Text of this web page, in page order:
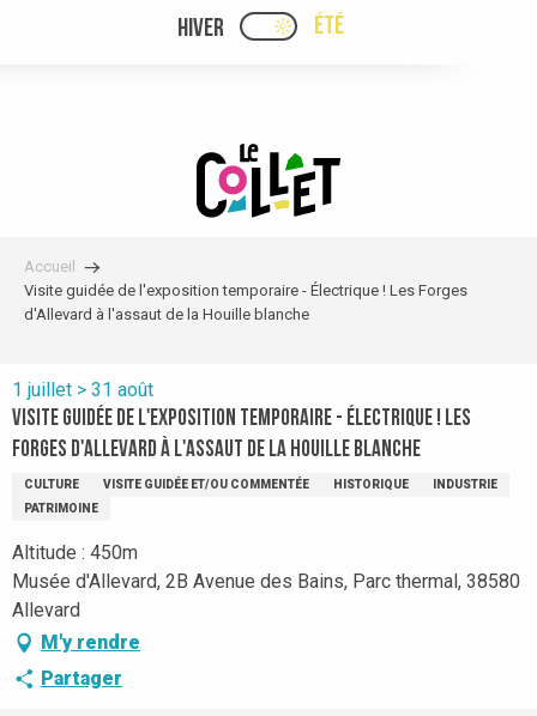
PAGE D’ACCUEIL ACTUELLE ÉTÉ :
HIVER PAGE D’ACCUEIL
ÉTÉ
Accueil
Visite guidée de l'exposition temporaire - Électrique ! Les Forges
d'Allevard à l'assaut de la Houille blanche
1 juillet > 31 août
Visite guidée de l'exposition temporaire - Électrique ! Les
Forges d'Allevard à l'assaut de la Houille blanche
CULTURE VISITE GUIDÉE ET/OU COMMENTÉE HISTORIQUE
INDUSTRIE
PATRIMOINE
Altitude : 450m
Musée d'Allevard, 2B Avenue des Bains, Parc thermal, 38580
Allevard
M'y rendre
Partager